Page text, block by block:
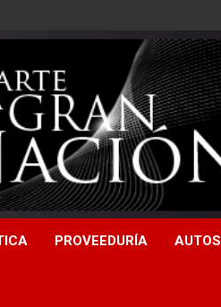
PROVEEDURÍA AUTOS